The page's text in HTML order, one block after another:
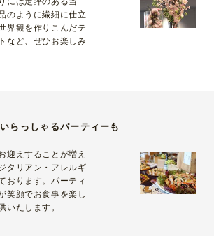
のように繊細に仕立
界観を作りこんだテ
など、ぜひお楽しみ
らっしゃるパーティーも
迎えすることが増え
タリアン・アレルギ
おります。パーティ
笑顔でお食事を楽し
いたします。